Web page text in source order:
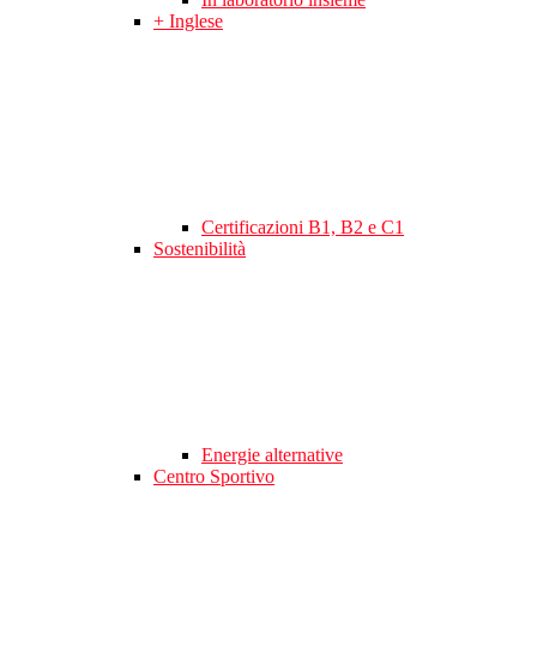
+ Inglese
Certificazioni B1, B2 e C1
Sostenibilità
Energie alternative
Centro Sportivo